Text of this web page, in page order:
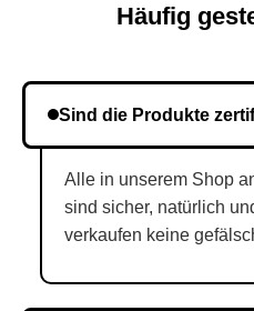
Häufig
Sind die Produkte
Alle in unserem Shop
sind sicher, natürlich
verkaufen keine